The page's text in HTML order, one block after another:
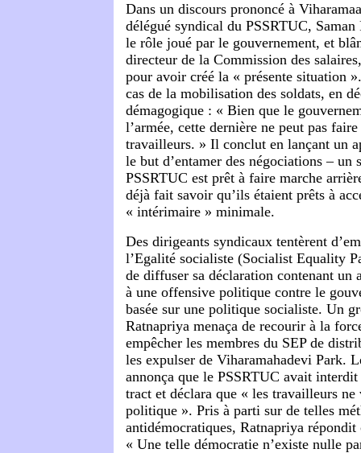
Dans un discours prononcé à
délégué syndical du PSSRTUC,
le rôle joué par le gouvernement, et
directeur de la Commission des
pour avoir créé la « présente situation
cas de la mobilisation des soldats, en
démagogique : « Bien que le
l’armée, cette dernière ne peut pas
travailleurs. » Il conclut en lançant un
le but d’entamer des négociations – un
PSSRTUC est prêt à faire marche
déjà fait savoir qu’ils étaient prêts à
« intérimaire » minimale.
Des dirigeants syndicaux tentèrent
l’Egalité socialiste (Socialist Equality
de diffuser sa déclaration contenant un
à une offensive politique contre le
basée sur une politique socialiste. Un
Ratnapriya menaça de recourir à la
empêcher les membres du SEP de
les expulser de Viharamahadevi Park.
annonça que le PSSRTUC avait
tract et déclara que « les travailleurs ne
politique ». Pris à parti sur de telles
antidémocratiques, Ratnapriya répondit
« Une telle démocratie n’existe nulle